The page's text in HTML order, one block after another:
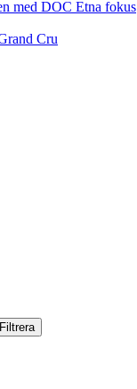
med DOC Etna fokus
Cru
Filtrera